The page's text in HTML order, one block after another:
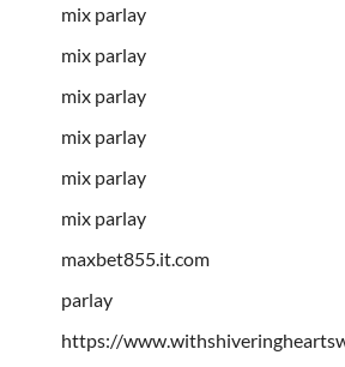
mix parlay
mix parlay
mix parlay
mix parlay
mix parlay
mix parlay
maxbet855.it.com
parlay
https://